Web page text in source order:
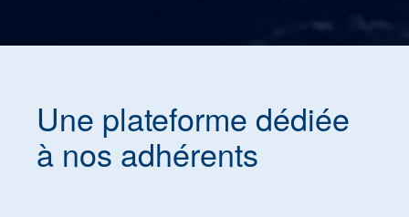
Une plateforme dédiée
à nos adhérents